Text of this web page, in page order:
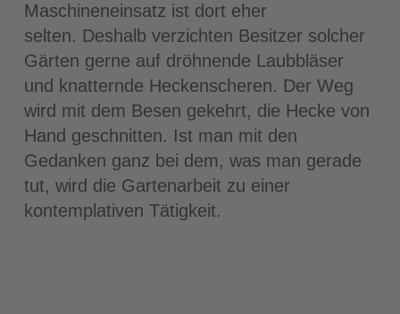
Maschineneinsatz ist dort eher
selten. Deshalb verzichten Besitzer solcher
Gärten gerne auf dröhnende Laubbläser
und knatternde Heckenscheren. Der Weg
wird mit dem Besen gekehrt, die Hecke von
Hand geschnitten. Ist man mit den
Gedanken ganz bei dem, was man gerade
tut, wird die Gartenarbeit zu einer
kontemplativen Tätigkeit.